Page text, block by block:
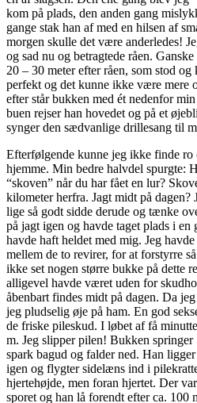
kom på plads, den anden gang
gange stak han af med en hilsen af
morgen skulle det være anderledes!
og sad nu og betragtede råen.
20 – 30 meter efter råen, som stod
perfekt og det kunne ikke være mere
efter står bukken med ét nedenfor
buen rejser han hovedet og på et
synger den sædvanlige drillesang til
Efterfølgende kunne jeg ikke finde
hjemme. Min bedre halvdel spurgte:
“skoven” når du har fået en lur?
kilometer herfra. Jagt midt på
lige så godt sidde derude og tænke
på jagt igen og havde taget plads i
havde haft heldet med mig. Jeg
mellem de to revirer, for at forstyrre
ikke set nogen større bukke på dette
alligevel havde været uden for
åbenbart findes midt på dagen. Da
jeg pludselig øje på ham. En god
de friske pileskud. I løbet af få
m. Jeg slipper pilen! Bukken
spark bagud og falder ned. Han
igen og flygter sidelæns ind i
hjertehøjde, men foran hjertet. Der
sporet og han lå forendt efter ca. 100